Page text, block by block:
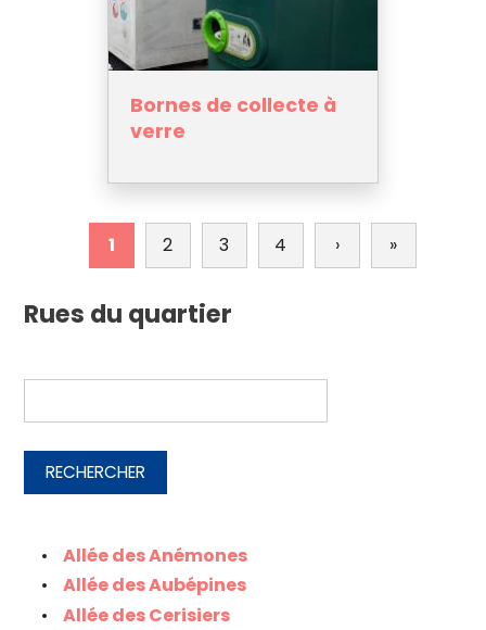
Bornes de collecte à
verre
Pagination
1 2 3 4 ›Page
»
Rues du quartier
RECHERCHER
Allée des Anémones
Allée des Aubépines
Allée des Cerisiers